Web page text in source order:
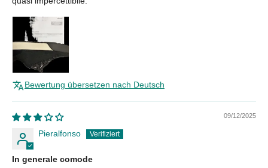
Bewertung übersetzen nach Deutsch
09/12/2025
Pieralfonso
In generale comode